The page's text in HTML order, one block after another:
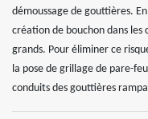
démoussage de gouttières.
création de bouchon dans les
grands. Pour éliminer ce
la pose de grillage de pare-
conduits des gouttières